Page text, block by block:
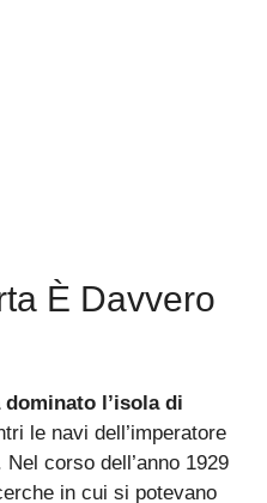
È Davvero
dominato l’isola di
le navi dell’imperatore
corso dell’anno 1929
in cui si potevano